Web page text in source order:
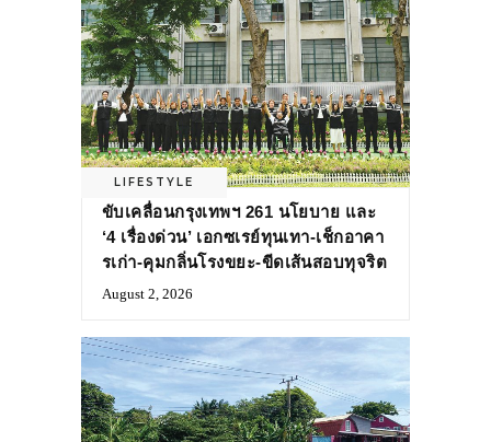
LIFESTYLE
ขับเคลื่อนกรุงเทพฯ 261 นโยบาย และ
‘4 เรื่องด่วน’ เอกซเรย์ทุนเทา-เช็กอาคา
รเก่า-คุมกลิ่นโรงขยะ-ขีดเส้นสอบทุจริต
August 2, 2026